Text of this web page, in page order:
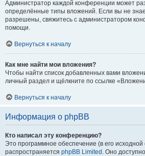
Администратор каждой конференции может
определённые типы вложений. Если вы не
разрешены, свяжитесь с администратором
помощи.
Вернуться к началу
Как мне найти мои вложения?
Чтобы найти список добавленных вами
личный раздел и щёлкните по ссылке
Вернуться к началу
Информация о phpBB
Кто написал эту конференцию?
Это программное обеспечение (в его
распространяется phpBB Limited . Оно